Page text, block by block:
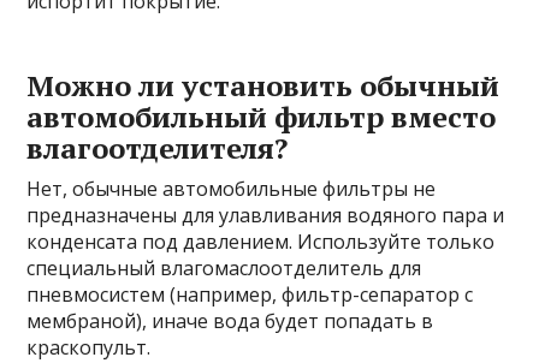
Можно ли установить обычный
автомобильный фильтр вместо
влагоотделителя?
Нет, обычные автомобильные фильтры не
предназначены для улавливания водяного пара и
конденсата под давлением. Используйте только
специальный влагомаслоотделитель для
пневмосистем (например, фильтр-сепаратор с
мембраной), иначе вода будет попадать в
краскопульт.